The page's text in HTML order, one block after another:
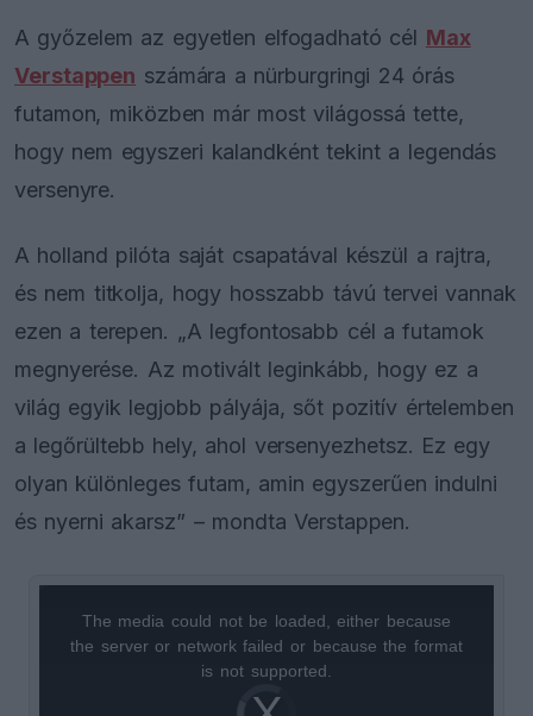
A győzelem az egyetlen elfogadható cél Max
Verstappen számára a nürburgringi 24 órás
futamon, miközben már most világossá tette,
hogy nem egyszeri kalandként tekint a legendás
versenyre.
A holland pilóta saját csapatával készül a rajtra,
és nem titkolja, hogy hosszabb távú tervei vannak
ezen a terepen. „A legfontosabb cél a futamok
megnyerése. Az motivált leginkább, hogy ez a
világ egyik legjobb pályája, sőt pozitív értelemben
a legőrültebb hely, ahol versenyezhetsz. Ez egy
olyan különleges futam, amin egyszerűen indulni
és nyerni akarsz” – mondta Verstappen.
Video
Player
The media could not be loaded, either because
the server or network failed or because the format
is not supported.